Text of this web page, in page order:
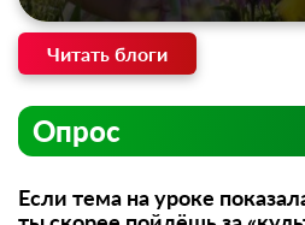
Читать блоги
Опрос
Если тема на уроке